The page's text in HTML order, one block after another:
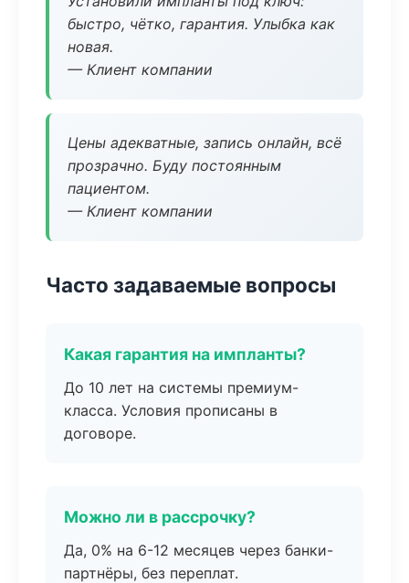
быстро, чётко, гарантия. Улыбка как
новая.
— Клиент компании
Цены адекватные, запись онлайн, всё
прозрачно. Буду постоянным
пациентом.
— Клиент компании
Часто задаваемые вопросы
Какая гарантия на импланты?
До 10 лет на системы премиум-
класса. Условия прописаны в
договоре.
Можно ли в рассрочку?
Да, 0% на 6-12 месяцев через банки-
партнёры, без переплат.